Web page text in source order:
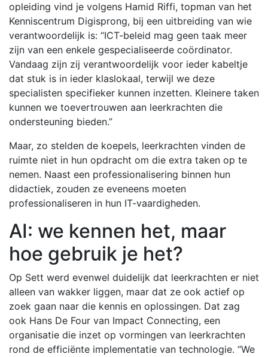
opleiding vind je volgens Hamid Riffi, topman van het
Kenniscentrum Digisprong, bij een uitbreiding van wie
verantwoordelijk is: “ICT-beleid mag geen taak meer
zijn van een enkele gespecialiseerde coördinator.
Vandaag zijn zij verantwoordelijk voor ieder kabeltje
dat stuk is in ieder klaslokaal, terwijl we deze
specialisten specifieker kunnen inzetten. Kleinere taken
kunnen we toevertrouwen aan leerkrachten die
ondersteuning bieden.”
Maar, zo stelden de koepels, leerkrachten vinden de
ruimte niet in hun opdracht om die extra taken op te
nemen. Naast een professionalisering binnen hun
didactiek, zouden ze eveneens moeten
professionaliseren in hun IT-vaardigheden.
AI: we kennen het, maar
hoe gebruik je het?
Op Sett werd evenwel duidelijk dat leerkrachten er niet
alleen van wakker liggen, maar dat ze ook actief op
zoek gaan naar die kennis en oplossingen. Dat zag
ook Hans De Four van Impact Connecting, een
organisatie die inzet op vormingen van leerkrachten
rond de efficiënte implementatie van technologie. “We